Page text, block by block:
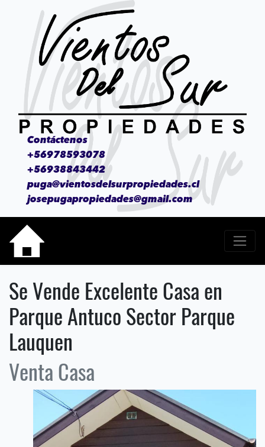
Contáctenos
+56978593078
+56938843442
puga@vientosdelsurpropiedades.cl
josepugapropiedades@gmail.com
Se Vende Excelente Casa en
Parque Antuco Sector Parque
Lauquen
Venta Casa